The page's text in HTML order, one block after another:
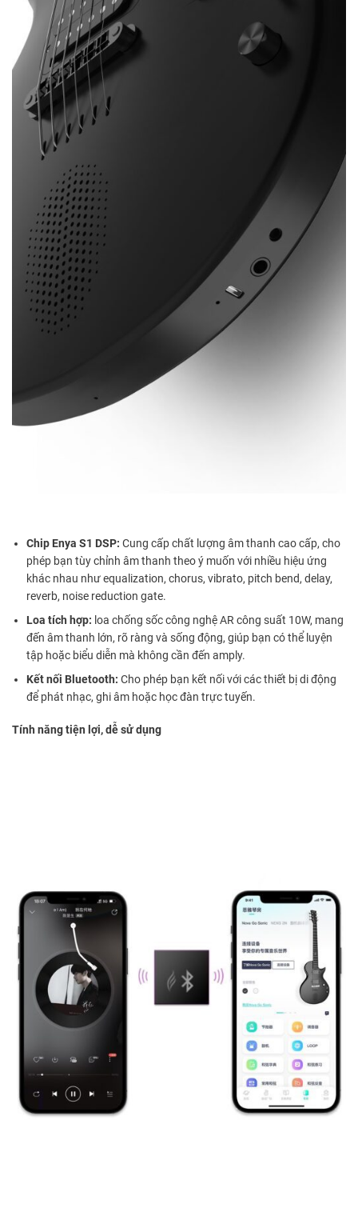
Chip Enya S1 DSP: Cung cấp chất lượng âm thanh cao cấp, cho
phép bạn tùy chỉnh âm thanh theo ý muốn với nhiều hiệu ứng
khác nhau như equalization, chorus, vibrato, pitch bend, delay,
reverb, noise reduction gate.
Loa tích hợp: loa chống sốc công nghệ AR công suất 10W, mang
đến âm thanh lớn, rõ ràng và sống động, giúp bạn có thể luyện
tập hoặc biểu diễn mà không cần đến amply.
Kết nối Bluetooth: Cho phép bạn kết nối với các thiết bị di động
để phát nhạc, ghi âm hoặc học đàn trực tuyến.
Tính năng tiện lợi, dễ sử dụng